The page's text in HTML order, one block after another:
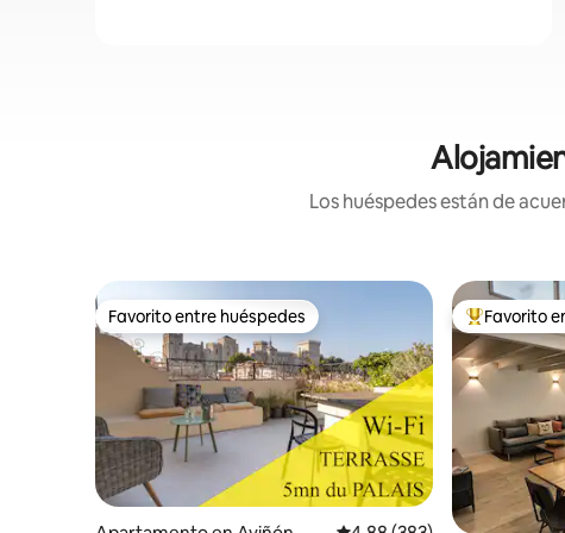
Los huéspedes están de
Favorito entre huéspedes
Favorito entre huéspedes Favorito
Favorito